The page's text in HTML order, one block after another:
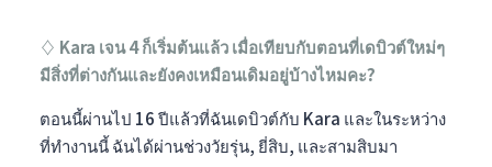
♢ Kara เจน 4 ก็เริ่มต้นแล้ว เมื่อเทียบกับตอนที่เดบิวต์ใหม่ๆ
มีสิ่งที่ต่างกันและยังคงเหมือนเดิมอยู่บ้างไหมคะ?
ตอนนี้ผ่านไป 16 ปีแล้วที่ฉันเดบิวต์กับ Kara และในระหว่าง
ที่ทำงานนี้ ฉันได้ผ่านช่วงวัยรุ่น, ยี่สิบ, และสามสิบมา